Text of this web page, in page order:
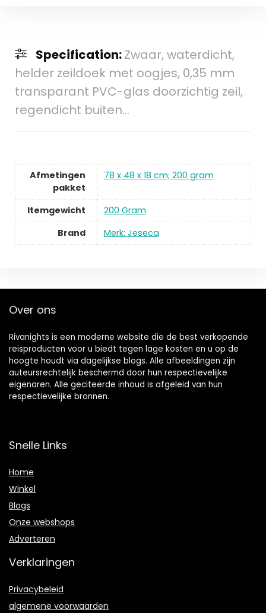
Specification:Zwaar, waterdicht,
helder zeildoek met oogjes, 0,35 mm
transparant PVC-glas doorzichtig zeil,
regendicht buiten…
Afmetingen
pakket
78 x 48 x 18 cm; 200 gram
Itemgewicht
200 Gram
Brand
Merk: Jeseca
Over ons
Rivanights is een moderne website die de best verkopende
reisproducten voor u biedt tegen lage kosten en u op de
hoogte houdt via dagelijkse blogs. Alle afbeeldingen zijn
auteursrechtelijk beschermd door hun respectievelijke
eigenaren. Alle geciteerde inhoud is afgeleid van hun
respectievelijke bronnen.
Snelle Links
Home
Winkel
Blogs
Onze webshops
Adverteren
Verklaringen
Privacybeleid
algemene voorwaarden